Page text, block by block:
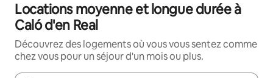
Locations moyenne et longue durée à
Caló d'en Real
Découvrez des logements où vous vous sentez comme
chez vous pour un séjour d'un mois ou plus.